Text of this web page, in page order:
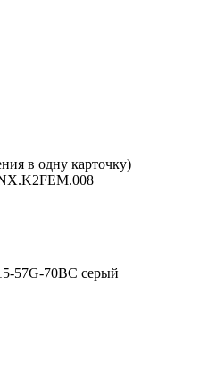
в одну карточку)
57G-70BC серый